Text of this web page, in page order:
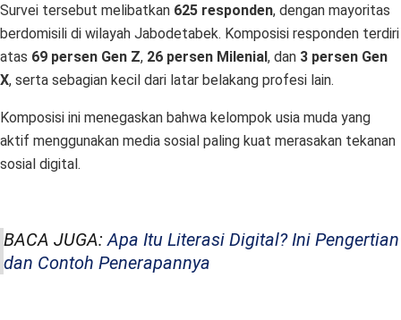
Survei tersebut melibatkan 625 responden, dengan mayoritas
berdomisili di wilayah Jabodetabek. Komposisi responden terdiri
atas 69 persen Gen Z, 26 persen Milenial, dan 3 persen Gen
X, serta sebagian kecil dari latar belakang profesi lain.
Komposisi ini menegaskan bahwa kelompok usia muda yang
aktif menggunakan media sosial paling kuat merasakan tekanan
sosial digital.
BACA JUGA:Apa Itu Literasi Digital? Ini Pengertian
dan Contoh Penerapannya